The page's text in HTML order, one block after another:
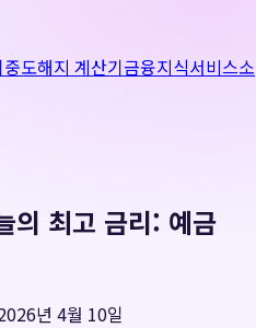
중도해지 계산기금융지식서비스소
의 최고 금리: 예금
년 4월 10일